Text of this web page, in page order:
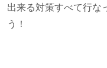
出来る対策すべて行な
う！